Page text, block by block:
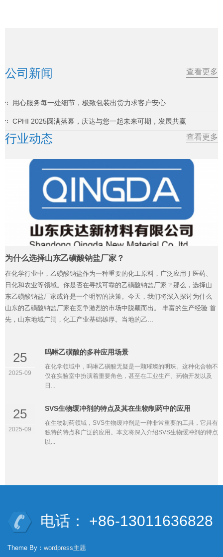
公司新闻 查看更多
用心服务每一处细节，极致包装出货力求客户安心
CPHI 2025圆满落幕，庆达与您一起未来可期，发展共赢
行业动态 查看更多
为什么选择山东乙磺酸钠盐厂家？
在化学行业中，乙磺酸钠盐作为一种重要的化工原料，广泛应用于医药、
日化和农业等领域。你是否在寻找可靠的乙磺酸钠盐厂家？那么，选择山
东乙磺酸钠盐厂家或许是一个明智的决策。今天，我们将深入探讨为什么
山东的乙磺酸钠盐厂家在竞争激烈的市场中脱颖而出。 丰富的生产经验 首
先，山东地域广阔，化工产业基础雄厚。当地的乙...
25
2025-09
吗啉乙磺酸的多种应用场景
在化学领域中，吗啉乙磺酸无疑是一颗璀璨的明珠。这种化合物不
仅在实验室中扮演着重要角色，甚至在工业生产、药物开发以及
日...
25
2025-09
SVS生物缓冲剂的特点及其在生物制药中的应用
在生物制药领域，SVS生物缓冲剂是一种非常重要的工具，它具有
独特的特点和广泛的应用。本文将深入介绍SVS生物缓冲剂的特点
以...
电话： +86-13011636828
Theme By： wordpress主题